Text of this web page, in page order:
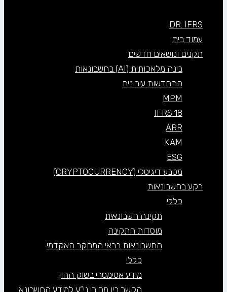
DR. IFRS
עמוד בית
תקנים ונושאים חדשים
בינה מלאכותית (AI) בחשבונאות
התחדשות עירונית
MPM
IFRS 18
ARR
KAM
ESG
מטבע דיגיטלי (CRYPTOCURRENCY)
רקע בחשבונאות
כללי
תקינה חשבונאית
מוסדות התקינה
החשבונאות בראי המחקר האקדמי
כללי
מידע אסימטרי בשוק ההון
הקשר בין מחירי ני”ע למידע החשבונאי